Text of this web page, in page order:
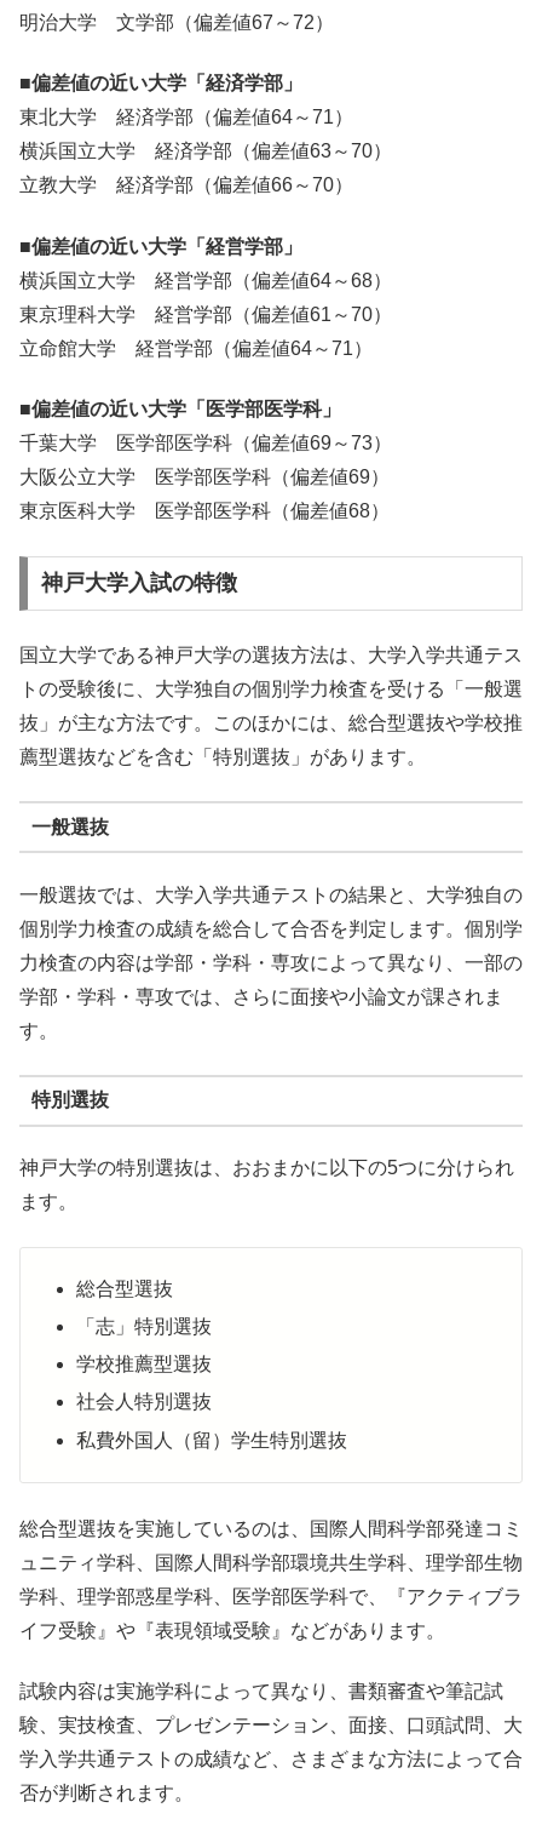
明治大学 文学部（偏差値67～72）
■偏差値の近い大学「経済学部」
東北大学 経済学部（偏差値64～71）
横浜国立大学 経済学部（偏差値63～70）
立教大学 経済学部（偏差値66～70）
■偏差値の近い大学「経営学部」
横浜国立大学 経営学部（偏差値64～68）
東京理科大学 経営学部（偏差値61～70）
立命館大学 経営学部（偏差値64～71）
■偏差値の近い大学「医学部医学科」
千葉大学 医学部医学科（偏差値69～73）
大阪公立大学 医学部医学科（偏差値69）
東京医科大学 医学部医学科（偏差値68）
神戸大学入試の特徴
国立大学である神戸大学の選抜方法は、大学入学共通テス
トの受験後に、大学独自の個別学力検査を受ける「一般選
抜」が主な方法です。このほかには、総合型選抜や学校推
薦型選抜などを含む「特別選抜」があります。
一般選抜
一般選抜では、大学入学共通テストの結果と、大学独自の
個別学力検査の成績を総合して合否を判定します。個別学
力検査の内容は学部・学科・専攻によって異なり、一部の
学部・学科・専攻では、さらに面接や小論文が課されま
す。
特別選抜
神戸大学の特別選抜は、おおまかに以下の5つに分けられ
ます。
総合型選抜
「志」特別選抜
学校推薦型選抜
社会人特別選抜
私費外国人（留）学生特別選抜
総合型選抜を実施しているのは、国際人間科学部発達コミ
ュニティ学科、国際人間科学部環境共生学科、理学部生物
学科、理学部惑星学科、医学部医学科で、『アクティブラ
イフ受験』や『表現領域受験』などがあります。
試験内容は実施学科によって異なり、書類審査や筆記試
験、実技検査、プレゼンテーション、面接、口頭試問、大
学入学共通テストの成績など、さまざまな方法によって合
否が判断されます。